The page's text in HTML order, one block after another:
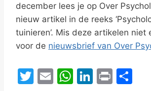
december lees je op Over
nieuw artikel in de reeks
tuinieren’. Mis deze artikelen niet
voor de nieuwsbrief van Over
T
E
W Li Pr